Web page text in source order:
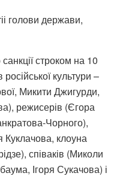
голови держави,
строком на 10
культури –
Микити Джигурди,
режисерів (Єгора
Чорного),
Куклачова, клоуна
співаків (Миколи
Ігоря Сукачова) і